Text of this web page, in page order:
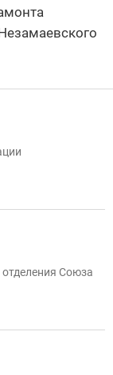
Союза